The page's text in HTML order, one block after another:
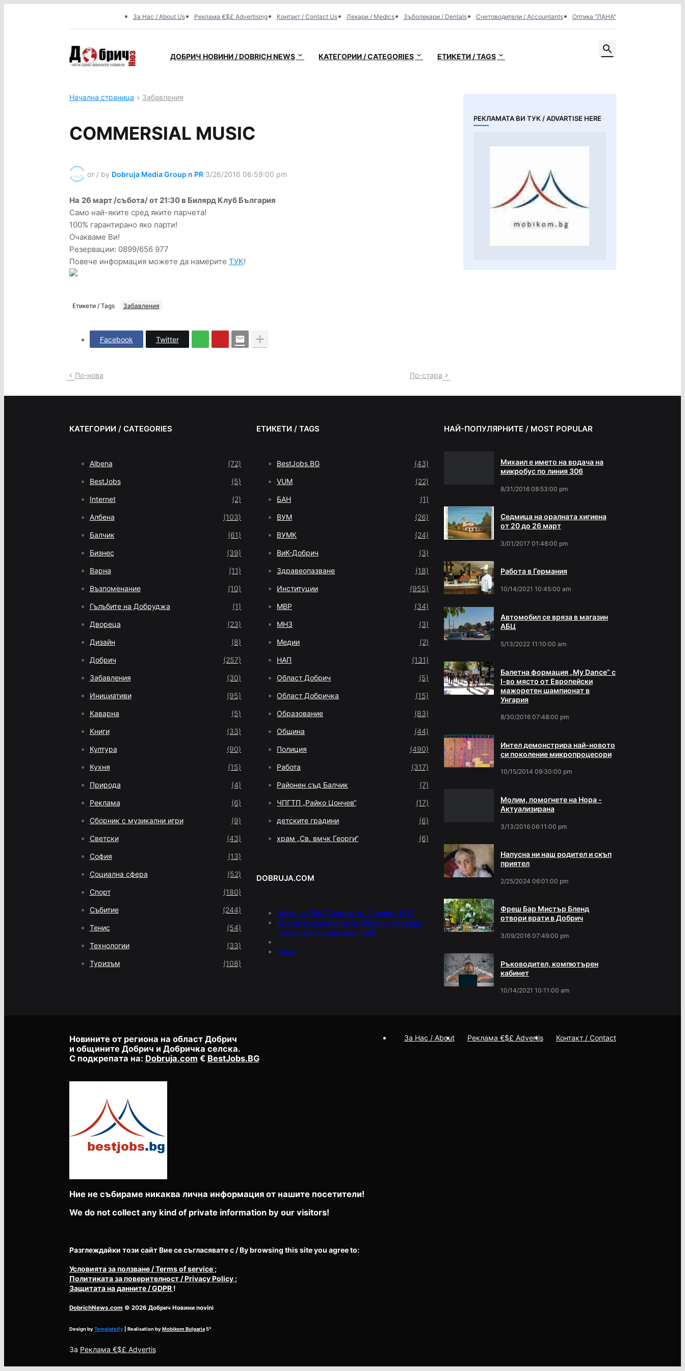
За Нас / About Us Реклама €$£ Advertising Контакт / Contact Us Лекари / Medics Зъболекари / Dentals Счетоводители / Accountants Оптика "ЛАНА"
ДОБРИЧ НОВИНИ / DOBRICH NEWS КАТЕГОРИИ / CATEGORIES ЕТИКЕТИ / TAGS
Начална страница Забавления
COMMERSIAL MUSIC
от / by Dobruja Media Group n PR 3/26/2016 06:59:00 pm
На 26 март /събота/ от 21:30 в Билярд Клуб България
Само най-яките сред яките парчета!
100% гарантирано яко парти!
Очакваме Ви!
Резервации: 0899/656 977
Повече информация можете да намерите ТУК!
Етикети / Tags Забавления
Facebook Twitter
По-нова По-стара
РЕКЛАМАТА ВИ ТУК / ADVARTISE HERE
КАТЕГОРИИ / CATEGORIES
Albena (72)
BestJobs (5)
Internet (2)
Албена (103)
Балчик (61)
Бизнес (39)
Варна (11)
Възпоменание (10)
Гълъбите на Добруджа (1)
Двореца (23)
Дизайн (8)
Добрич (257)
Забавления (30)
Инициативи (95)
Каварна (5)
Книги (33)
Култура (90)
Кухня (15)
Природа (4)
Реклама (6)
Сборник с музикални игри (9)
Светски (43)
София (13)
Социална сфера (52)
Спорт (180)
Събитие (244)
Тенис (54)
Технологии (33)
Туризъм (108)
ЕТИКЕТИ / TAGS
BestJobs.BG (43)
VUM (22)
БАН (1)
ВУМ (26)
ВУМК (24)
ВиК-Добрич (3)
Здравеопазване (18)
Институции (955)
МВР (34)
МНЗ (3)
Медии (2)
НАП (131)
Област Добрич (5)
Област Добричка (15)
Образование (83)
Община (44)
Полиция (490)
Работа (317)
Районен съд Балчик (7)
ЧПГТП „Райко Цончев“ (17)
детските градини (6)
храм „Св. вмчк Георги“ (6)
DOBRUJA.COM
Меню на РМС Титаник за 11 април 1912
Кукери и самодейци от Община Мирково
гониха злите сили пред НДК
press
НАЙ-ПОПУЛЯРНИТЕ / MOST POPULAR
Михаил е името на водача на
микробус по линия 306
8/31/2016 08:53:00 pm
Седмица на оралната хигиена
от 20 до 26 март
3/01/2017 01:48:00 pm
Работа в Германия
10/14/2021 10:45:00 am
Автомобил се вряза в магазин
АБЦ
5/13/2022 11:10:00 am
Балетна формация „My Dance” с
І-во място от Европейски
мажоретен шампионат в
Унгария
8/30/2016 07:48:00 pm
Интел демонстрира най-новото
си поколение микропроцесори
10/15/2014 09:30:00 pm
Молим, помогнете на Нора -
Актуализирана
3/13/2016 06:11:00 pm
Напусна ни наш родител и скъп
приятел
2/25/2024 06:01:00 pm
Фреш Бар Мистър Бленд
отвори врати в Добрич
3/09/2016 07:49:00 pm
Ръководител, компютърен
кабинет
10/14/2021 10:11:00 am
Новините от региона на област Добрич
и общините Добрич и Добричка селска.
С подкрепата на: Dobruja.com € BestJobs.BG
Ние не събираме никаква лична информация от нашите посетители!
We do not collect any kind of private information by our visitors!
Разглеждайки този сайт Вие се съгласявате с / By browsing this site you agree to:
Условията за ползване/ Terms of service ;
Политиката за поверителност/ Privacy Policy ;
Защитата на данните/ GDPR !
DobrichNews.com © 2026 Добрич Новини novini
Design byTemplateify| Realisation byMobikom Bulgaria5³
За Реклама €$£ Advertis
За Нас / About Реклама €$£ Advertis Контакт / Contact